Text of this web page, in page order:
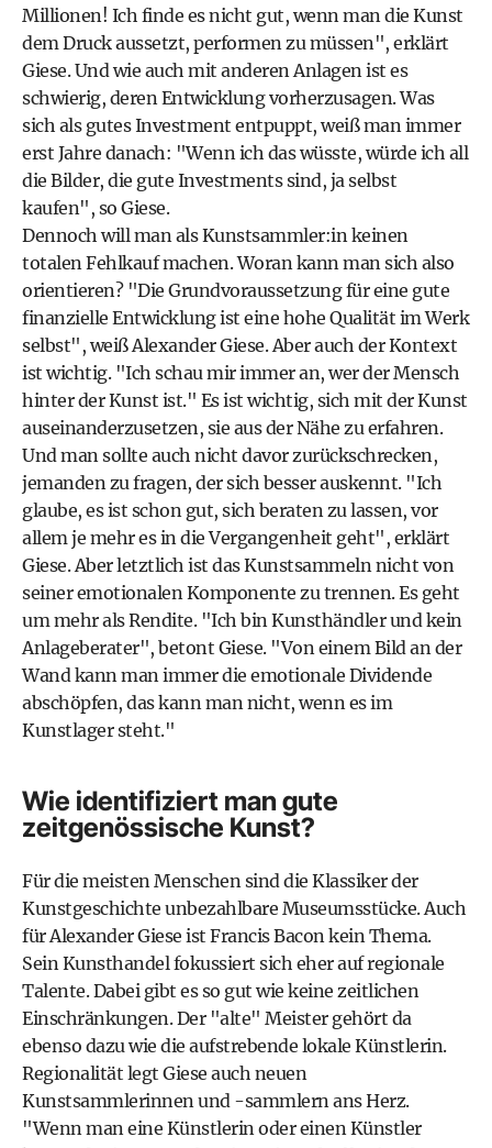
Millionen! Ich finde es nicht gut, wenn man die Kunst
dem Druck aussetzt, performen zu müssen", erklärt
Giese. Und wie auch mit anderen Anlagen ist es
schwierig, deren Entwicklung vorherzusagen. Was
sich als gutes Investment entpuppt, weiß man immer
erst Jahre danach: "Wenn ich das wüsste, würde ich all
die Bilder, die gute Investments sind, ja selbst
kaufen", so Giese.
Dennoch will man als Kunstsammler:in keinen
totalen Fehlkauf machen. Woran kann man sich also
orientieren? "Die Grundvoraussetzung für eine gute
finanzielle Entwicklung ist eine hohe Qualität im Werk
selbst", weiß Alexander Giese. Aber auch der Kontext
ist wichtig. "Ich schau mir immer an, wer der Mensch
hinter der Kunst ist." Es ist wichtig, sich mit der Kunst
auseinanderzusetzen, sie aus der Nähe zu erfahren.
Und man sollte auch nicht davor zurückschrecken,
jemanden zu fragen, der sich besser auskennt. "Ich
glaube, es ist schon gut, sich beraten zu lassen, vor
allem je mehr es in die Vergangenheit geht", erklärt
Giese. Aber letztlich ist das Kunstsammeln nicht von
seiner emotionalen Komponente zu trennen. Es geht
um mehr als Rendite. "Ich bin Kunsthändler und kein
Anlageberater", betont Giese. "Von einem Bild an der
Wand kann man immer die emotionale Dividende
abschöpfen, das kann man nicht, wenn es im
Kunstlager steht."
Wie identifiziert man gute
zeitgenössische Kunst?
Für die meisten Menschen sind die Klassiker der
Kunstgeschichte unbezahlbare Museumsstücke. Auch
für Alexander Giese ist Francis Bacon kein Thema.
Sein Kunsthandel fokussiert sich eher auf regionale
Talente. Dabei gibt es so gut wie keine zeitlichen
Einschränkungen. Der "alte" Meister gehört da
ebenso dazu wie die aufstrebende lokale Künstlerin.
Regionalität legt Giese auch neuen
Kunstsammlerinnen und -sammlern ans Herz.
"Wenn man eine Künstlerin oder einen Künstler